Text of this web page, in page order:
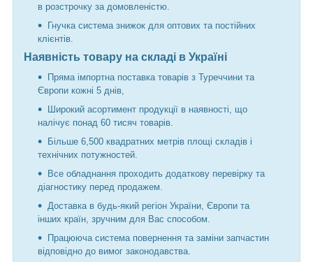
в розстрочку за домовленістю.
Гнучка система знижок для оптових та постійних
клієнтів.
Наявність товару на складі в Україні
Пряма імпортна поставка товарів з Туреччини та
Європи кожні 5 днів,
Широкий асортимент продукції в наявності, що
налічує понад 60 тисяч товарів.
Більше 6,500 квадратних метрів площі складів і
технічних потужностей.
Все обладнання проходить додаткову перевірку та
діагностику перед продажем.
Доставка в будь-який регіон України, Європи та
інших країн, зручним для Вас способом.
Працююча система повернення та заміни запчастин
відповідно до вимог законодавства.